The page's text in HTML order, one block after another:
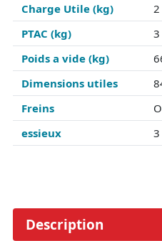
Charge Utile (kg)
2
PTAC (kg)
3
Poids a vide (kg)
Dimensions utiles
Freins
essieux
3
Description